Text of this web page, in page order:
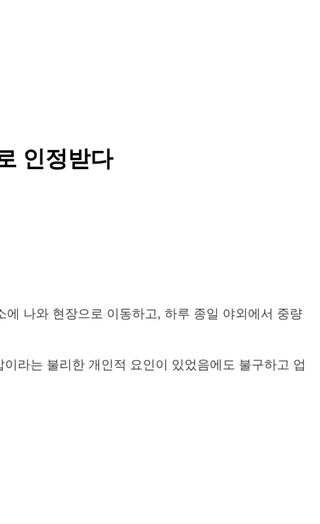
인정받다
나와 현장으로 이동하고, 하루 종일 야외에서 중량
라는 불리한 개인적 요인이 있었음에도 불구하고 업